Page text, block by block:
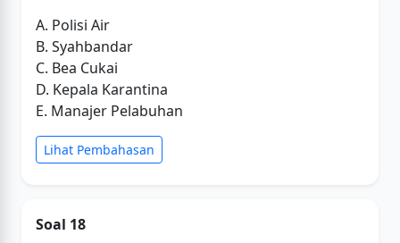
A. Polisi Air
B. Syahbandar
C. Bea Cukai
D. Kepala Karantina
E. Manajer Pelabuhan
Lihat Pembahasan
Soal 18